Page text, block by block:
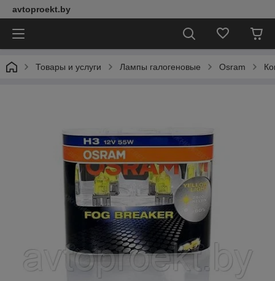
avtoproekt.by
Товары и услуги Лампы галогеновые Osram